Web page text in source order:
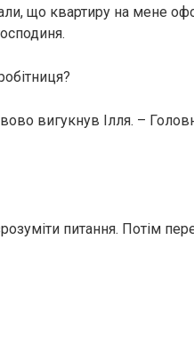
що квартиру на мене
вигукнув Ілля. –
питання. Потім